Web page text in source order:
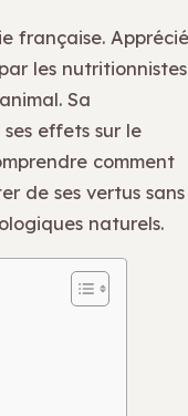
française. Apprécié
les nutritionnistes
Sa
effets sur le
comment
de ses vertus sans
naturels.